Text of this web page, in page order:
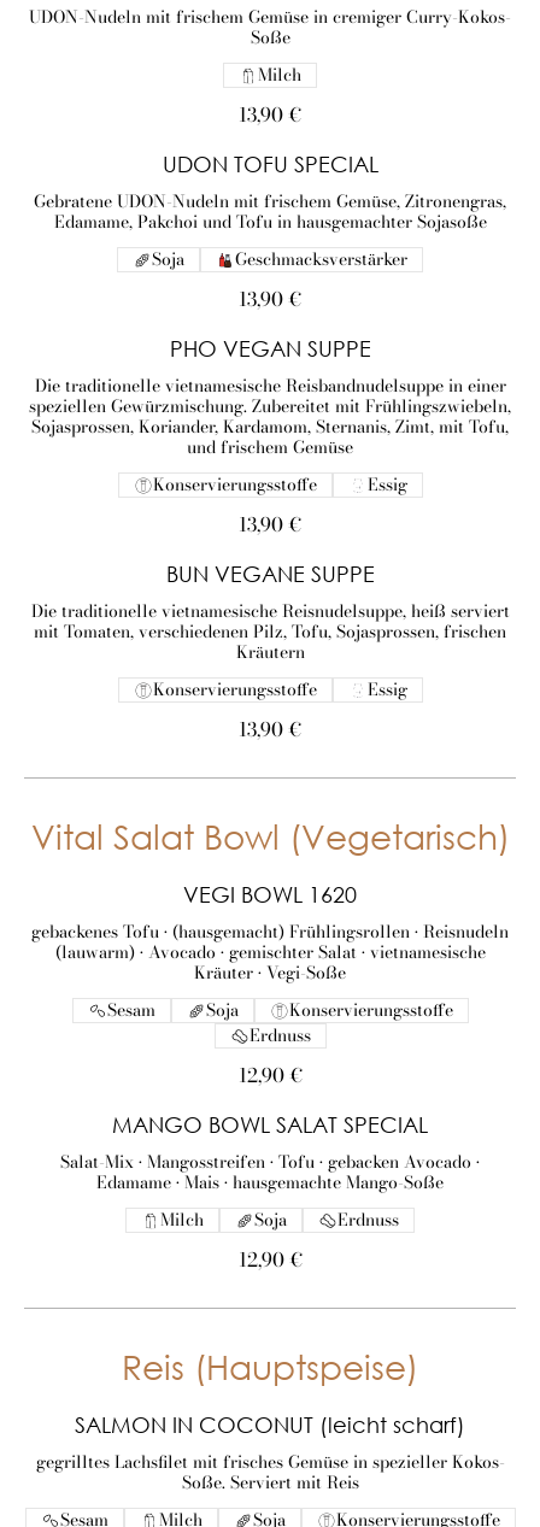
UDON-Nudeln mit frischem Gemüse in cremiger Curry-Kokos-
Soße
13,90 €
Milch
UDON TOFU SPECIAL
Gebratene UDON-Nudeln mit frischem Gemüse, Zitronengras,
Edamame, Pakchoi und Tofu in hausgemachter Sojasoße
13,90 €
Soja Geschmacksverstärker
PHO VEGAN SUPPE
Die traditionelle vietnamesische Reisbandnudelsuppe in einer
speziellen Gewürzmischung. Zubereitet mit Frühlingszwiebeln,
Sojasprossen, Koriander, Kardamom, Sternanis, Zimt, mit Tofu,
und frischem Gemüse
13,90 €
Konservierungsstoffe Essig
BUN VEGANE SUPPE
Die traditionelle vietnamesische Reisnudelsuppe, heiß serviert
mit Tomaten, verschiedenen Pilz, Tofu, Sojasprossen, frischen
Kräutern
13,90 €
Konservierungsstoffe Essig
Vital Salat Bowl (Vegetarisch)
VEGI BOWL 1620
gebackenes Tofu • (hausgemacht) Frühlingsrollen • Reisnudeln
(lauwarm) • Avocado • gemischter Salat • vietnamesische
Kräuter • Vegi-Soße
12,90 €
Sesam Soja
Konservierungsstoffe
Erdnuss
MANGO BOWL SALAT SPECIAL
Salat-Mix • Mangosstreifen • Tofu • gebacken Avocado •
Edamame • Mais • hausgemachte Mango-Soße
12,90 €
Milch Soja Erdnuss
Reis (Hauptspeise)
SALMON IN COCONUT (leicht scharf)
gegrilltes Lachsfilet mit frisches Gemüse in spezieller Kokos-
Soße. Serviert mit Reis
Sesam Milch Soja
Konservierungsstoffe